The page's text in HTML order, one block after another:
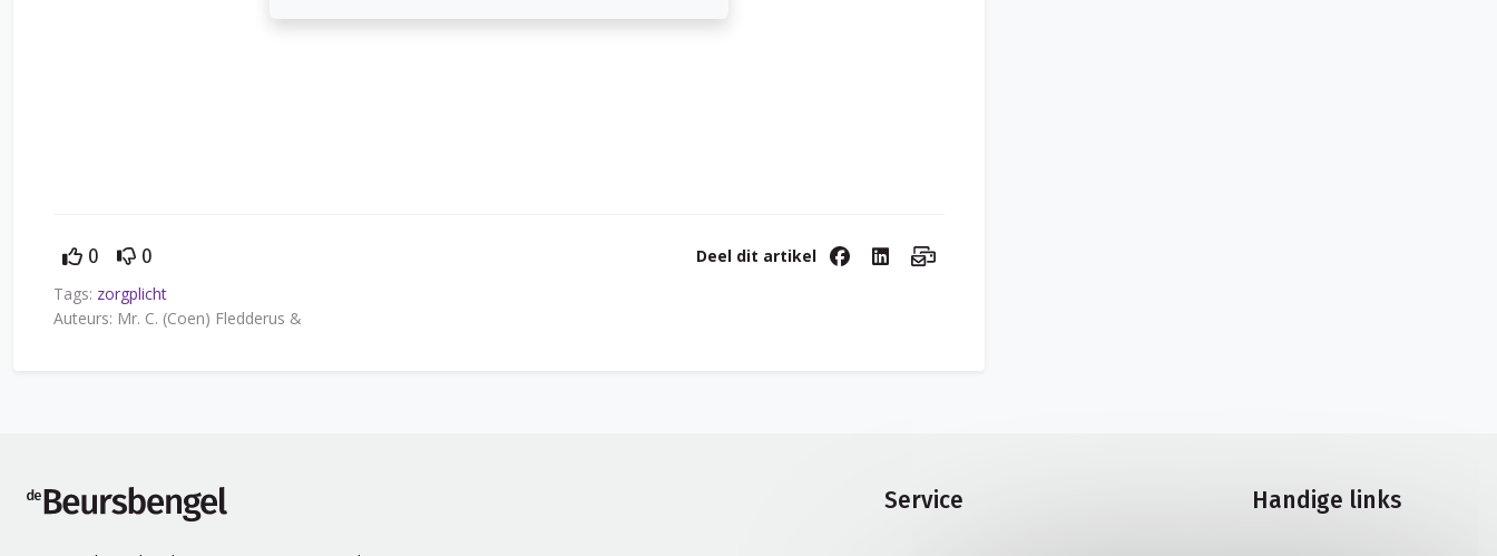
0 0
Deel dit artikel
Tags: zorgplicht
Auteurs: Mr. C. (Coen) Fledderus &
Service Handige links